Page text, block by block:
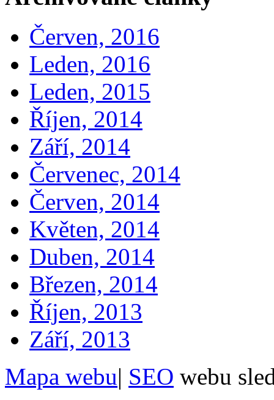
Červen, 2016
Leden, 2016
Leden, 2015
Říjen, 2014
Září, 2014
Červenec, 2014
Červen, 2014
Květen, 2014
Duben, 2014
Březen, 2014
Říjen, 2013
Září, 2013
Mapa webu| SEO webu